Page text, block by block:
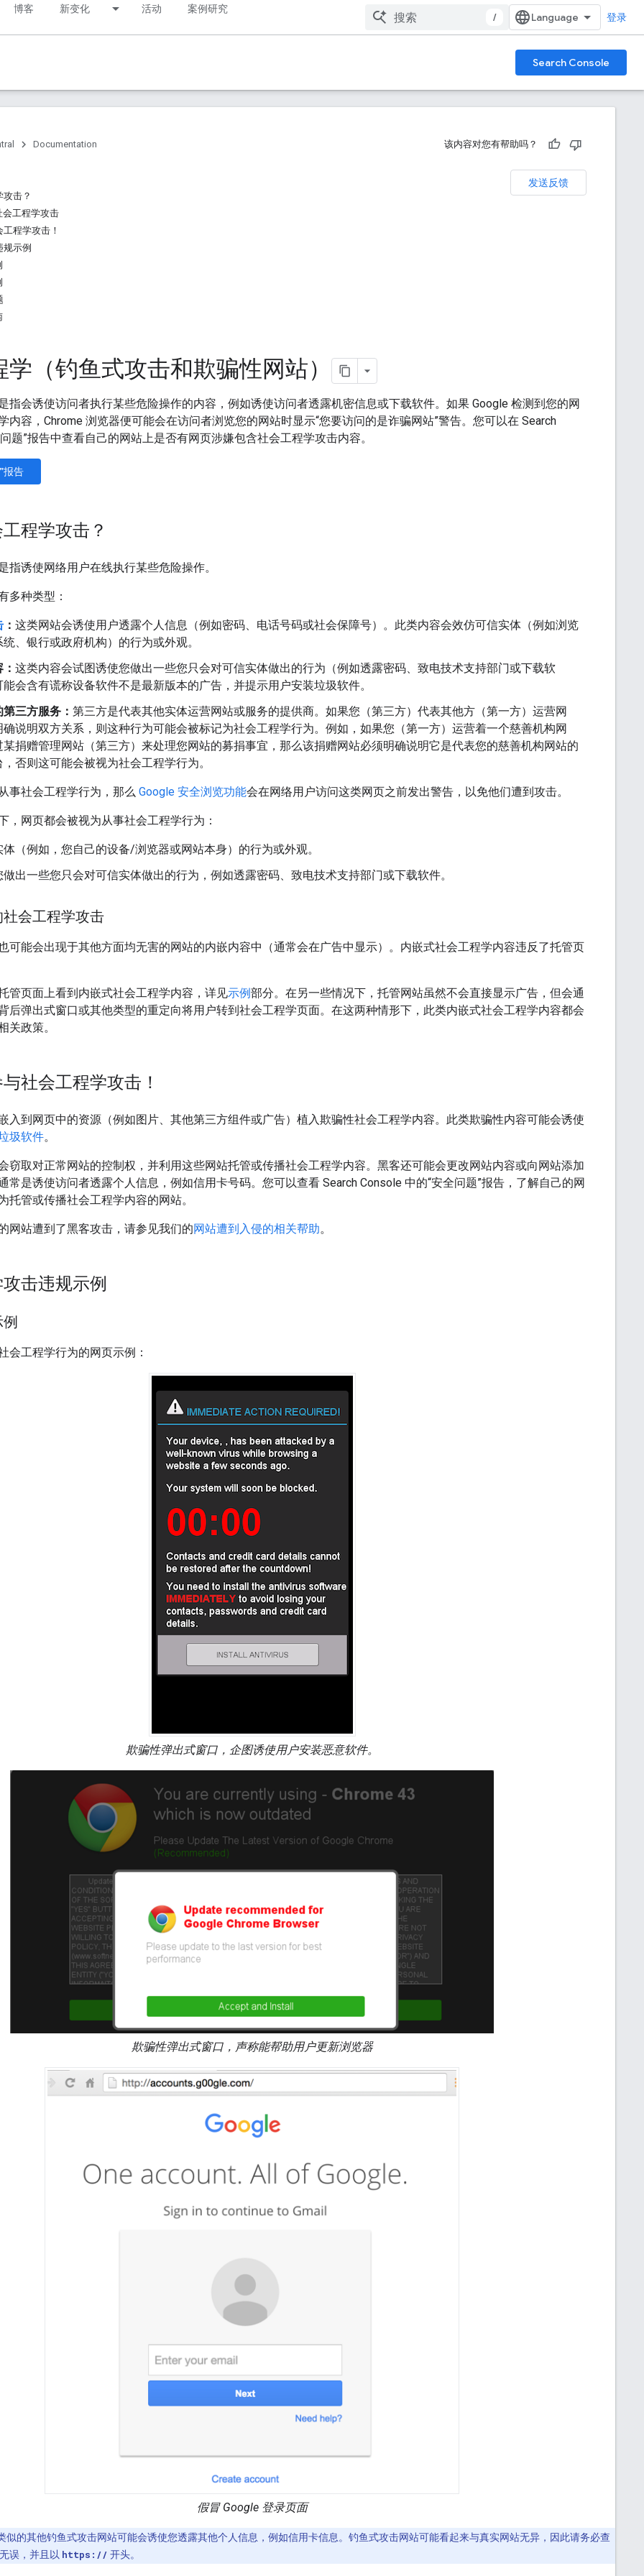
博客 新变化 活动 案例研究
/ 登录
Search Console
Documentation 该内容对您有帮助吗？
发送反馈
攻击？
会工程学攻击
工程学攻击！
规示例
学（钓鱼式攻击和欺骗性网站）
指会诱使访问者执行某些危险操作的内容，例如诱使访问者透露机密信息或下载软件。如果 Google 检测到您的网
内容，Chrome 浏览器便可能会在访问者浏览您的网站时显示“您要访问的是诈骗网站”警告。您可以在 Search
问题”报告中查看自己的网站上是否有网页涉嫌包含社会工程学攻击内容。
报告
工程学攻击？
指诱使网络用户在线执行某些危险操作。
多种类型：
： 这类网站会诱使用户透露个人信息（例如密码、电话号码或社会保障号）。此类内容会效仿可信实体（例如浏览
统、银行或政府机构）的行为或外观。
这类内容会试图诱使您做出一些您只会对可信实体做出的行为（例如透露密码、致电技术支持部门或下载软
能会含有谎称设备软件不是最新版本的广告，并提示用户安装垃圾软件。
第三方服务： 第三方是代表其他实体运营网站或服务的提供商。如果您（第三方）代表其他方（第一方）运营网
确说明双方关系，则这种行为可能会被标记为社会工程学行为。例如，如果您（第一方）运营着一个慈善机构网
某捐赠管理网站（第三方）来处理您网站的募捐事宜，那么该捐赠网站必须明确说明它是代表您的慈善机构网站的
，否则这可能会被视为社会工程学行为。
事社会工程学行为，那么 Google 安全浏览功能会在网络用户访问这类网页之前发出警告，以免他们遭到攻击。
，网页都会被视为从事社会工程学行为：
体（例如，您自己的设备/浏览器或网站本身）的行为或外观。
做出一些您只会对可信实体做出的行为，例如透露密码、致电技术支持部门或下载软件。
社会工程学攻击
可能会出现于其他方面均无害的网站的内嵌内容中（通常会在广告中显示）。内嵌式社会工程学内容违反了托管页
管页面上看到内嵌式社会工程学内容，详见示例部分。在另一些情况下，托管网站虽然不会直接显示广告，但会通
后弹出式窗口或其他类型的重定向将用户转到社会工程学页面。在这两种情形下，此类内嵌式社会工程学内容都会
关政策。
与社会工程学攻击！
入到网页中的资源（例如图片、其他第三方组件或广告）植入欺骗性社会工程学内容。此类欺骗性内容可能会诱使
圾软件。
窃取对正常网站的控制权，并利用这些网站托管或传播社会工程学内容。黑客还可能会更改网站内容或向网站添加
常是诱使访问者透露个人信息，例如信用卡号码。您可以查看 Search Console 中的“安全问题”报告，了解自己的网
托管或传播社会工程学内容的网站。
网站遭到了黑客攻击，请参见我们的网站遭到入侵的相关帮助。
攻击违规示例
例
会工程学行为的网页示例：
欺骗性弹出式窗口，企图诱使用户安装恶意软件。
欺骗性弹出式窗口，声称能帮助用户更新浏览器
假冒 Google 登录页面
似的其他钓鱼式攻击网站可能会诱使您透露其他个人信息，例如信用卡信息。钓鱼式攻击网站可能看起来与真实网站无异，因此请务必查
误，并且以 https:// 开头。